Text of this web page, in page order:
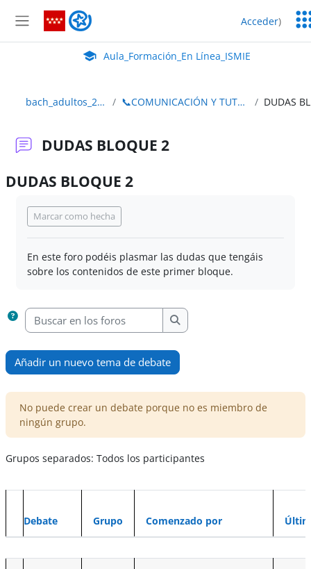
Panel lateral
Aula_Formación_En Línea_ISMIE Acceder)
Aula Virtual de EducaMadrid:
Aula_Formación_En Línea_ISMIE
bach_adultos_2edición 📞COMUNICACIÓN Y TUTORIZACIÓN
DUDAS BLOQUE 2
DUDAS BLOQUE 2
Marcar como hecha
En este foro podéis plasmar las dudas que tengáis
sobre los contenidos de este primer bloque.
Buscar en los foros
Buscar en los foros
Añadir un nuevo tema de debate
No puede crear un debate porque no es miembro de
ningún grupo.
Grupos separados: Todos los participantes
Estado
Debate Grupo Comenzado por